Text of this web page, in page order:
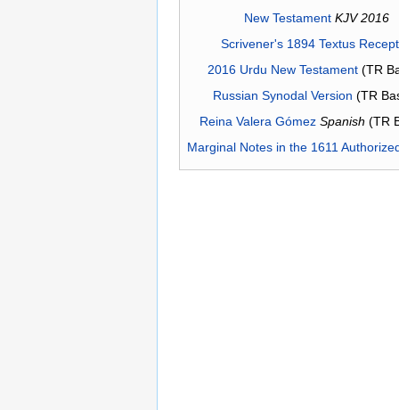
New Testament KJV 2016
Scrivener's 1894 Textus
2016 Urdu New Testament(TR
Russian Synodal Version (TR
Reina Valera Gómez Spanish (TR
Marginal Notes in the 1611